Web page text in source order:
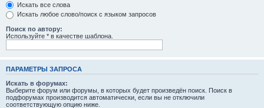
Искать все слова
Искать любое слово/поиск с языком запросов
Поиск по автору:
Используйте * в качестве шаблона.
ПАРАМЕТРЫ ЗАПРОСА
Искать в форумах:
Выберите форум или форумы, в которых будет произведён поиск. Поиск в
подфорумах производится автоматически, если вы не отключили
соответствующую опцию ниже.